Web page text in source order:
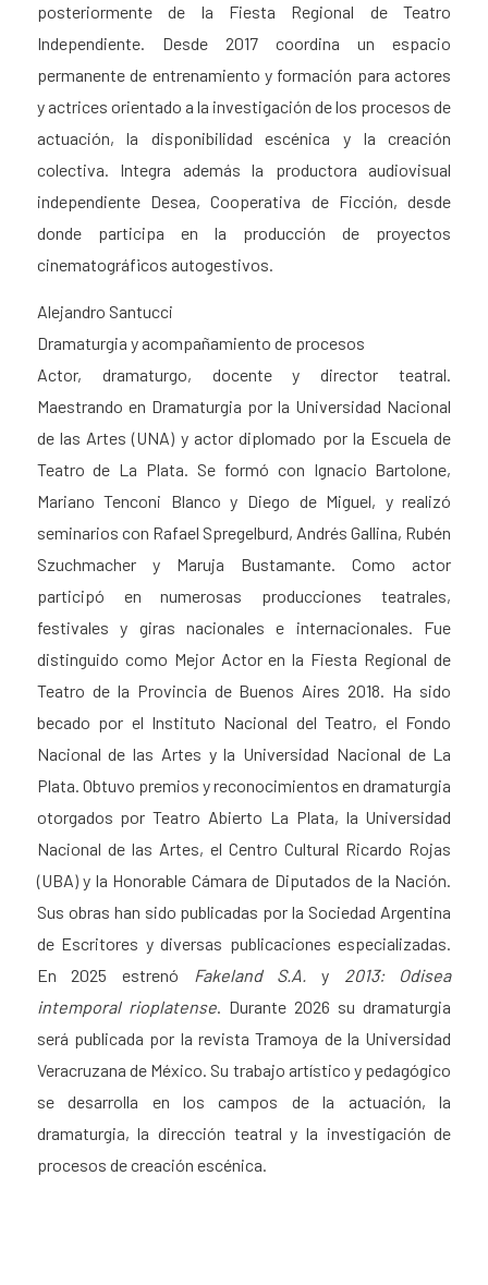
posteriormente de la Fiesta Regional de Teatro
Independiente. Desde 2017 coordina un espacio
permanente de entrenamiento y formación para actores
y actrices orientado a la investigación de los procesos de
actuación, la disponibilidad escénica y la creación
colectiva. Integra además la productora audiovisual
independiente Desea, Cooperativa de Ficción, desde
donde participa en la producción de proyectos
cinematográficos autogestivos.
Alejandro Santucci
Dramaturgia y acompañamiento de procesos
Actor, dramaturgo, docente y director teatral.
Maestrando en Dramaturgia por la Universidad Nacional
de las Artes (UNA) y actor diplomado por la Escuela de
Teatro de La Plata. Se formó con Ignacio Bartolone,
Mariano Tenconi Blanco y Diego de Miguel, y realizó
seminarios con Rafael Spregelburd, Andrés Gallina, Rubén
Szuchmacher y Maruja Bustamante. Como actor
participó en numerosas producciones teatrales,
festivales y giras nacionales e internacionales. Fue
distinguido como Mejor Actor en la Fiesta Regional de
Teatro de la Provincia de Buenos Aires 2018. Ha sido
becado por el Instituto Nacional del Teatro, el Fondo
Nacional de las Artes y la Universidad Nacional de La
Plata. Obtuvo premios y reconocimientos en dramaturgia
otorgados por Teatro Abierto La Plata, la Universidad
Nacional de las Artes, el Centro Cultural Ricardo Rojas
(UBA) y la Honorable Cámara de Diputados de la Nación.
Sus obras han sido publicadas por la Sociedad Argentina
de Escritores y diversas publicaciones especializadas.
En 2025 estrenó Fakeland S.A. y 2013: Odisea
intemporal rioplatense. Durante 2026 su dramaturgia
será publicada por la revista Tramoya de la Universidad
Veracruzana de México. Su trabajo artístico y pedagógico
se desarrolla en los campos de la actuación, la
dramaturgia, la dirección teatral y la investigación de
procesos de creación escénica.